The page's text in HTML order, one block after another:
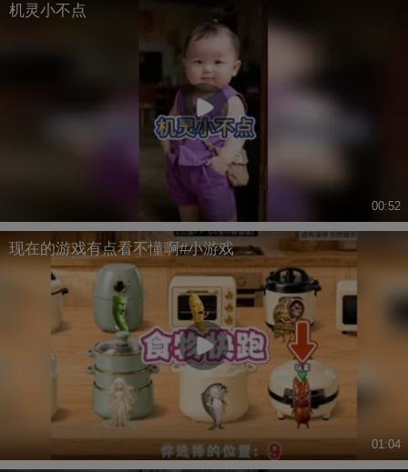
机灵小不点
00:52
现在的游戏有点看不懂啊#小游戏
01:04